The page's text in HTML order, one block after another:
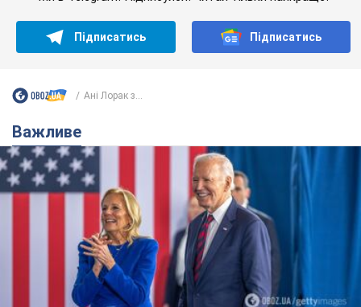
Дружина тяжкохворого Джо Байдена назвала
перший симптом, який сигналізував про його
"агресивний" рак
Спершу лікарі не надали цьому належної уваги
7 часов назад 11,0 т.